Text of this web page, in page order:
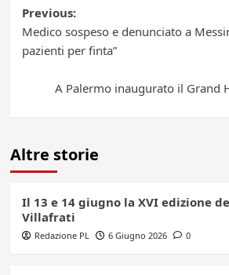
Post
navigation
Previous:
Medico sospeso e denunciato a
pazienti per finta”
A Palermo inaugurato il Grand
Altre storie
Il 13 e 14 giugno la XVI edizione
Villafrati
Redazione PL 6 Giugno 2026 0